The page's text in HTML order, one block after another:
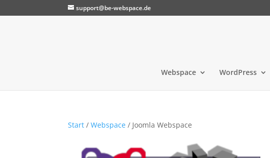
support@be-webspace.de
Webspace WordPress
Start /Webspace / Joomla Webspace